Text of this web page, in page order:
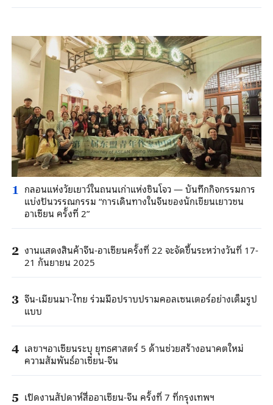
1 กลอนแห่งวัยเยาว์ในถนนเก่าแห่งชินโจว — บันทึกกิจกรรมการ
แบ่งปันวรรณกรรม “การเดินทางในจีนของนักเขียนเยาวชน
อาเซียน ครั้งที่ 2”
2 งานแสดงสินค้าจีน-อาเซียนครั้งที่ 22 จะจัดขึ้นระหว่างวันที่ 17-
21 กันยายน 2025
3 จีน-เมียนมา-ไทย ร่วมมือปราบปรามคอลเซนเตอร์อย่างเต็มรูป
แบบ
4 เลขาฯอาเซียนระบุ ยุทธศาสตร์ 5 ด้านช่วยสร้างอนาคตใหม่
ความสัมพันธ์อาเซียน-จีน
5 เปิดงานสัปดาห์สื่ออาเซียน-จีน ครั้งที่ 7 ที่กรุงเทพฯ